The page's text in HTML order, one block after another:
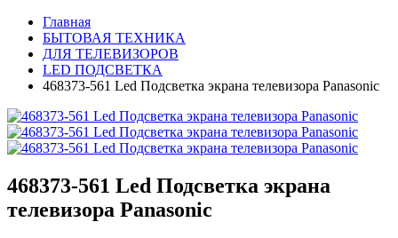
Главная
БЫТОВАЯ ТЕХНИКА
ДЛЯ ТЕЛЕВИЗОРОВ
LED ПОДСВЕТКА
468373-561 Led Подсветка экрана телевизора Panasonic
468373-561 Led Подсветка экрана
телевизора Panasonic